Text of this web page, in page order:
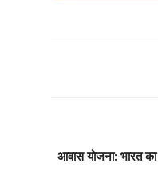
आवास योजना: भारत